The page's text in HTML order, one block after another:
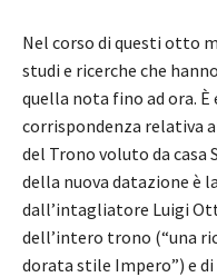
Nel corso di questi otto
studi e ricerche che
quella nota fino ad ora.
corrispondenza relativa
del Trono voluto da casa
della nuova datazione è
dall’intagliatore Luigi
dell’intero trono (“una
dorata stile Impero”) e